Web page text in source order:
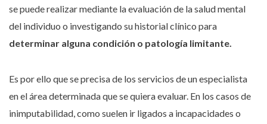
se puede realizar mediante la evaluación de la salud mental
del individuo o investigando su historial clínico para
determinar alguna condición o patología limitante.
Es por ello que se precisa de los servicios de un especialista
en el área determinada que se quiera evaluar. En los casos de
inimputabilidad, como suelen ir ligados a incapacidades o